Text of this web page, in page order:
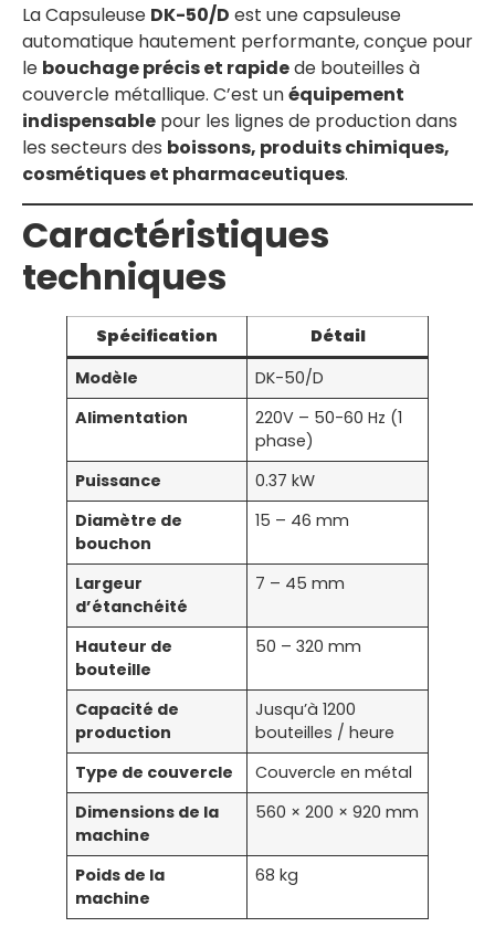
La Capsuleuse DK-50/D est une capsuleuse
automatique hautement performante, conçue pour
le bouchage précis et rapidede bouteilles à
couvercle métallique. C’est unéquipement
indispensable pour les lignes de production dans
les secteurs des boissons, produits chimiques,
cosmétiques et pharmaceutiques.
Caractéristiques
techniques
Spécification
Détail
Modèle
DK-50/D
Alimentation
220V – 50-60 Hz (1
phase)
Puissance
0.37 kW
Diamètre de
bouchon
15 – 46 mm
Largeur
d’étanchéité
7 – 45 mm
Hauteur de
bouteille
50 – 320 mm
Capacité de
production
Jusqu’à 1200
bouteilles / heure
Type de couvercle
Couvercle en métal
Dimensions de la
machine
560 × 200 × 920 mm
Poids de la
machine
68 kg